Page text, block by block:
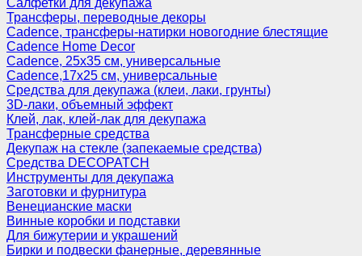
Салфетки для декупажа
Трансферы, переводные декоры
Cadence, трансферы-натирки новогодние блестящие
Cadence Home Decor
Cadence, 25х35 см, универсальные
Cadence,17х25 см, универсальные
Средства для декупажа (клеи, лаки, грунты)
3D-лаки, объемный эффект
Клей, лак, клей-лак для декупажа
Трансферные средства
Декупаж на стекле (запекаемые средства)
Средства DECOPATCH
Инструменты для декупажа
Заготовки и фурнитура
Венецианские маски
Винные коробки и подставки
Для бижутерии и украшений
Бирки и подвески фанерные, деревянные